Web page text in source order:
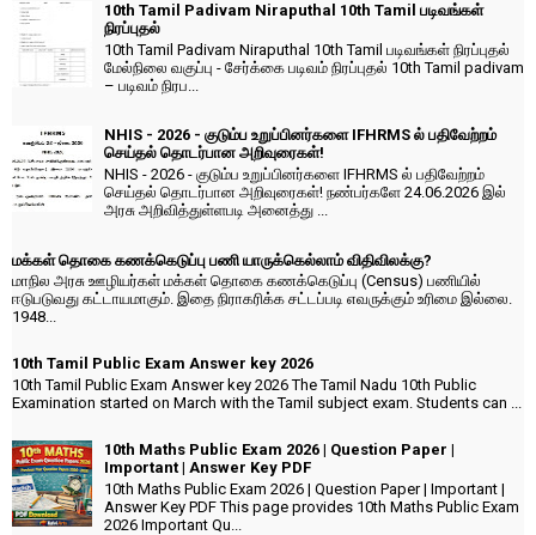
10th Tamil Padivam Niraputhal 10th Tamil படிவங்கள்
நிரப்புதல்
10th Tamil Padivam Niraputhal 10th Tamil படிவங்கள் நிரப்புதல்
மேல்நிலை வகுப்பு - சேர்க்கை படிவம் நிரப்புதல் 10th Tamil padivam
– படிவம் நிரப...
NHIS - 2026 - குடும்ப உறுப்பினர்களை IFHRMS ல் பதிவேற்றம்
செய்தல் தொடர்பான அறிவுரைகள்!
NHIS - 2026 - குடும்ப உறுப்பினர்களை IFHRMS ல் பதிவேற்றம்
செய்தல் தொடர்பான அறிவுரைகள்! நண்பர்களே 24.06.2026 இல்
அரசு அறிவித்துள்ளபடி அனைத்து ...
மக்கள் தொகை கணக்கெடுப்பு பணி யாருக்கெல்லாம் விதிவிலக்கு?
மாநில அரசு ஊழியர்கள் மக்கள் தொகை கணக்கெடுப்பு (Census) பணியில்
ஈடுபடுவது கட்டாயமாகும். இதை நிராகரிக்க சட்டப்படி எவருக்கும் உரிமை இல்லை.
1948...
10th Tamil Public Exam Answer key 2026
10th Tamil Public Exam Answer key 2026 The Tamil Nadu 10th Public
Examination started on March with the Tamil subject exam. Students can ...
10th Maths Public Exam 2026 | Question Paper |
Important | Answer Key PDF
10th Maths Public Exam 2026 | Question Paper | Important |
Answer Key PDF This page provides 10th Maths Public Exam
2026 Important Qu...